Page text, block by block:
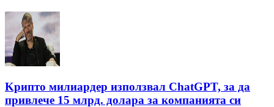
Kрипто милиардер използвал ChatGPT, за да
привлече 15 млрд. долара за компанията си